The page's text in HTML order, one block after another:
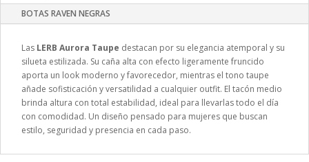
BOTAS RAVEN NEGRAS
Las LERB Aurora Taupe destacan por su elegancia atemporal y su
silueta estilizada. Su caña alta con efecto ligeramente fruncido
aporta un look moderno y favorecedor, mientras el tono taupe
añade sofisticación y versatilidad a cualquier outfit. El tacón medio
brinda altura con total estabilidad, ideal para llevarlas todo el día
con comodidad. Un diseño pensado para mujeres que buscan
estilo, seguridad y presencia en cada paso.